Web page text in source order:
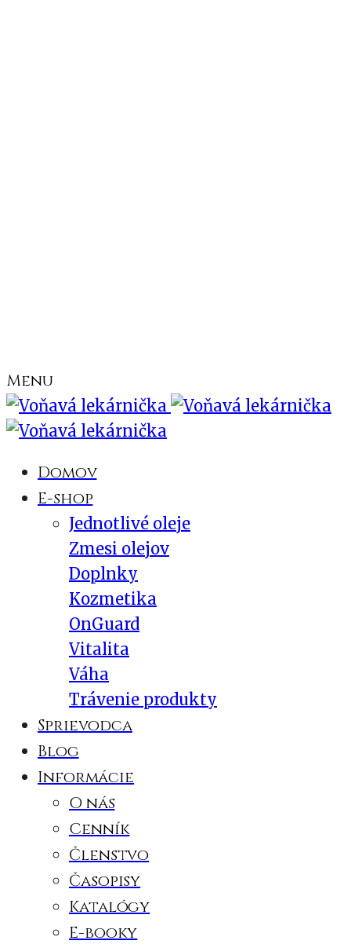
Menu
Domov
E-shop
Jednotlivé oleje
Zmesi olejov
Doplnky
Kozmetika
OnGuard
Vitalita
Váha
Trávenie produkty
Sprievodca
Blog
Informácie
O nás
Cenník
Členstvo
Časopisy
Katalógy
E-booky